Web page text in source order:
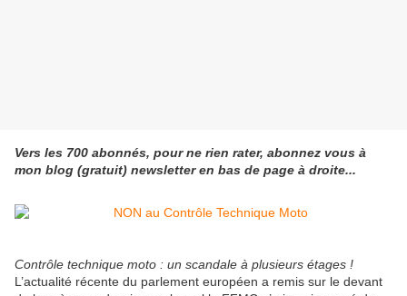
Vers les 700 abonnés, pour ne rien rater, abonnez vous à
mon blog (gratuit) newsletter en bas de page à droite...
Contrôle technique moto : un scandale à plusieurs étages !
L’actualité récente du parlement européen a remis sur le devant